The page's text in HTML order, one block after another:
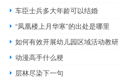
车臣士兵多大年龄可以结婚
“凤凰楼上月华寒”的出处是哪里
如何有效开展幼儿园区域活动教研
动漫高手什么梗
层林尽染下一句